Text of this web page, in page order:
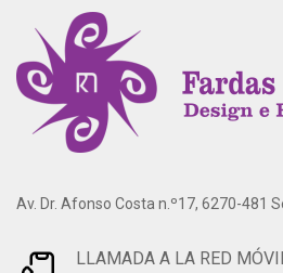
Av. Dr. Afonso Costa n.º17, 6270-481
LLAMADA A LA RED